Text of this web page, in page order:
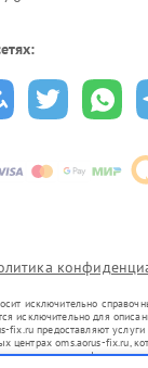
исключительно
исключительно для
fix.ru предоставляют
центрах oms.aorus-fix.ru,
знаков или их